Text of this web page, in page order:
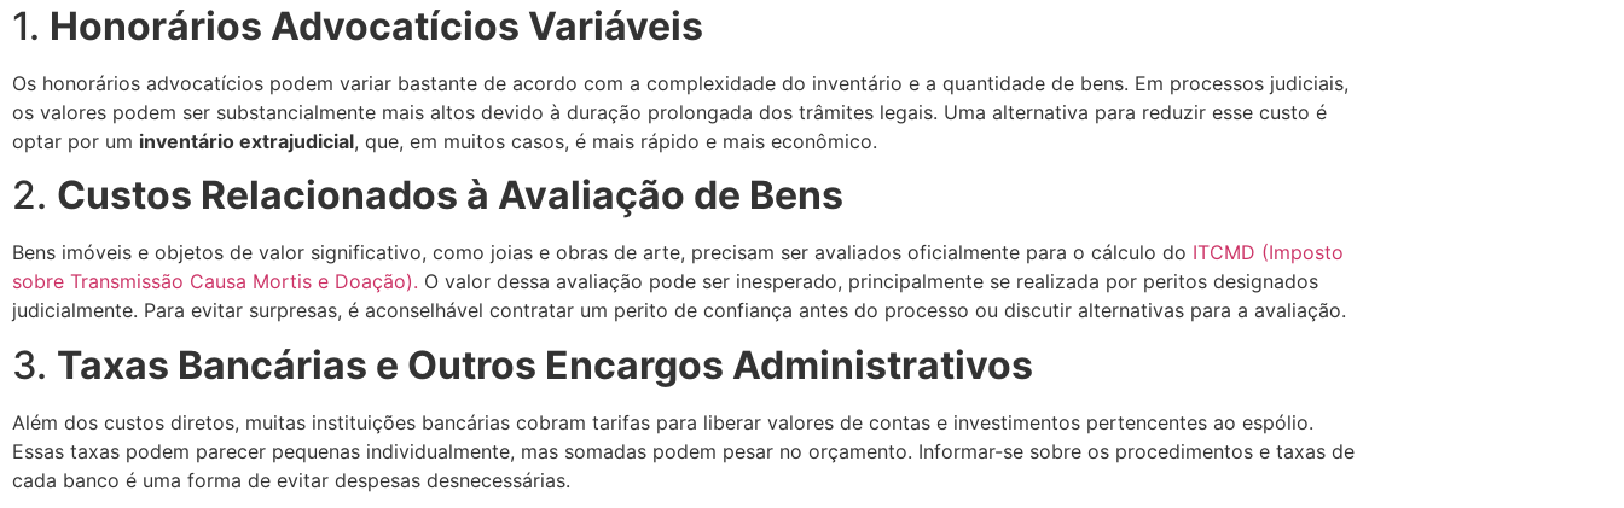
1. Honorários Advocatícios Variáveis
Os honorários advocatícios podem variar bastante de acordo com a complexidade do inventário e a quantidade de bens. Em processos judiciais,
os valores podem ser substancialmente mais altos devido à duração prolongada dos trâmites legais. Uma alternativa para reduzir esse custo é
optar por um inventário extrajudicial, que, em muitos casos, é mais rápido e mais econômico.
2. Custos Relacionados à Avaliação de Bens
Bens imóveis e objetos de valor significativo, como joias e obras de arte, precisam ser avaliados oficialmente para o cálculo do ITCMD (Imposto
sobre Transmissão Causa Mortis e Doação). O valor dessa avaliação pode ser inesperado, principalmente se realizada por peritos designados
judicialmente. Para evitar surpresas, é aconselhável contratar um perito de confiança antes do processo ou discutir alternativas para a avaliação.
3. Taxas Bancárias e Outros Encargos Administrativos
Além dos custos diretos, muitas instituições bancárias cobram tarifas para liberar valores de contas e investimentos pertencentes ao espólio.
Essas taxas podem parecer pequenas individualmente, mas somadas podem pesar no orçamento. Informar-se sobre os procedimentos e taxas de
cada banco é uma forma de evitar despesas desnecessárias.